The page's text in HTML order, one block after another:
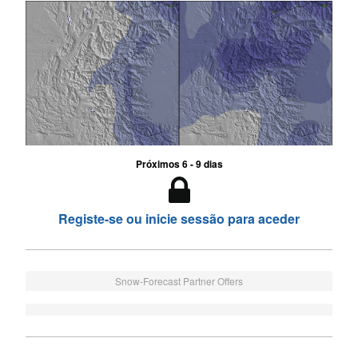
Próximos 6 - 9 dias
Registe-se ou inicie sessão para aceder
Snow-Forecast Partner Offers